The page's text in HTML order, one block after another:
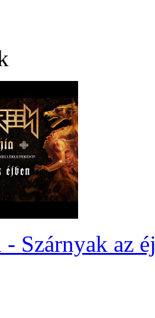
- Szárnyak az